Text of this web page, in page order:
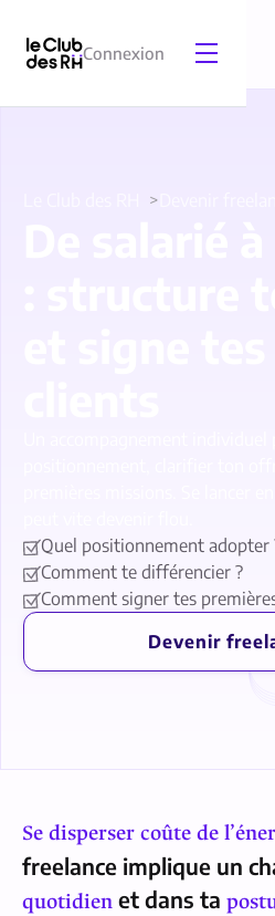
Connexion
Quel positionnement adopter
Comment te différencier ?
Comment signer tes
Devenir
Se disperser coûte de
freelance implique un
quotidien et dans ta